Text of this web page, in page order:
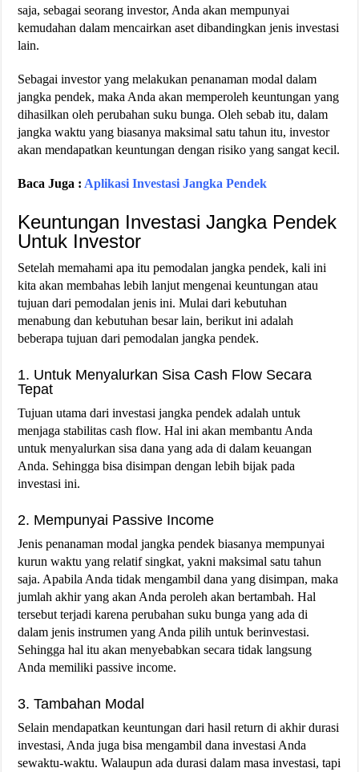
saja, sebagai seorang investor, Anda akan mempunyai
kemudahan dalam mencairkan aset dibandingkan jenis investasi
lain.
Sebagai investor yang melakukan penanaman modal dalam
jangka pendek, maka Anda akan memperoleh keuntungan yang
dihasilkan oleh perubahan suku bunga. Oleh sebab itu, dalam
jangka waktu yang biasanya maksimal satu tahun itu, investor
akan mendapatkan keuntungan dengan risiko yang sangat kecil.
Baca Juga : Aplikasi Investasi Jangka Pendek
Keuntungan Investasi Jangka Pendek
Untuk Investor
Setelah memahami apa itu pemodalan jangka pendek, kali ini
kita akan membahas lebih lanjut mengenai keuntungan atau
tujuan dari pemodalan jenis ini. Mulai dari kebutuhan
menabung dan kebutuhan besar lain, berikut ini adalah
beberapa tujuan dari pemodalan jangka pendek.
1. Untuk Menyalurkan Sisa Cash Flow Secara
Tepat
Tujuan utama dari investasi jangka pendek adalah untuk
menjaga stabilitas cash flow. Hal ini akan membantu Anda
untuk menyalurkan sisa dana yang ada di dalam keuangan
Anda. Sehingga bisa disimpan dengan lebih bijak pada
investasi ini.
2. Mempunyai Passive Income
Jenis penanaman modal jangka pendek biasanya mempunyai
kurun waktu yang relatif singkat, yakni maksimal satu tahun
saja. Apabila Anda tidak mengambil dana yang disimpan, maka
jumlah akhir yang akan Anda peroleh akan bertambah. Hal
tersebut terjadi karena perubahan suku bunga yang ada di
dalam jenis instrumen yang Anda pilih untuk berinvestasi.
Sehingga hal itu akan menyebabkan secara tidak langsung
Anda memiliki passive income.
3. Tambahan Modal
Selain mendapatkan keuntungan dari hasil return di akhir durasi
investasi, Anda juga bisa mengambil dana investasi Anda
sewaktu-waktu. Walaupun ada durasi dalam masa investasi, tapi